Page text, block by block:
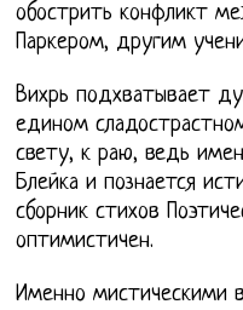
обострить конфликт
Паркером, другим
Вихрь подхватывает
едином
свету, к раю, ведь
Блейка и познается
сборник стихов
оптимистичен.
Именно мистическими